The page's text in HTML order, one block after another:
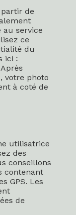
partir de
au service
ce
du
ici :
votre photo
à coté de
utilisatrice
des
conseillons
contenant
GPS. Les
de